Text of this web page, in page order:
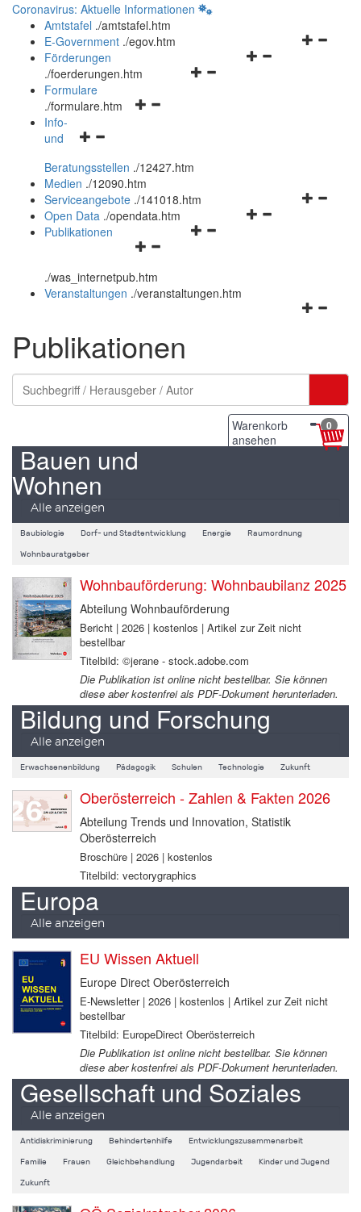
Coronavirus: Aktuelle Informationen
Amtstafel ./amtstafel.htm
Navigationsmenü
E-Government ./egov.htm
Navigationsmenü
Förderungen
./foerderungen.htm
Navigationsmenü
Formulare
./formulare.htm
Navigationsmenü
und
schließen
Info-
und
Beratungsstellen ./12427.htm
Medien ./12090.htm
Navigationsmenü
Serviceangebote ./141018.htm
Navigationsmenü
Open Data ./opendata.htm
Navigationsmenü
und
schließen
Publikationen
./was_internetpub.htm
Veranstaltungen ./veranstaltungen.htm
Publikationen
Warenkorb
ansehen
0
Bauen und
Wohnen
Alle anzeigen
Baubiologie Dorf- und Stadtentwicklung Energie Raumordnung
Wohnbauratgeber
Wohnbauförderung: Wohnbaubilanz 2025
Abteilung Wohnbauförderung
Bericht | 2026 | kostenlos | Artikel zur Zeit nicht
bestellbar
Titelbild: ©jerane - stock.adobe.com
Die Publikation ist online nicht bestellbar. Sie können
diese aber kostenfrei als PDF-Dokument herunterladen.
Bildung und Forschung
Alle anzeigen
Erwachsenenbildung Pädagogik Schulen Technologie Zukunft
Oberösterreich - Zahlen & Fakten 2026
Abteilung Trends und Innovation, Statistik
Oberösterreich
Broschüre | 2026 | kostenlos
Titelbild: vectorygraphics
Europa
Alle anzeigen
EU Wissen Aktuell
Europe Direct Oberösterreich
E-Newsletter | 2026 | kostenlos | Artikel zur Zeit nicht
bestellbar
Titelbild: EuropeDirect Oberösterreich
Die Publikation ist online nicht bestellbar. Sie können
diese aber kostenfrei als PDF-Dokument herunterladen.
Gesellschaft und Soziales
Alle anzeigen
Antidiskriminierung Behindertenhilfe Entwicklungszusammenarbeit
Familie Frauen Gleichbehandlung Jugendarbeit Kinder und Jugend
Zukunft